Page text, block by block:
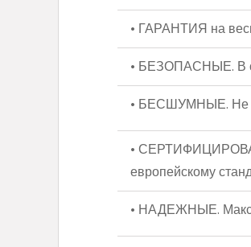
• ГАРАНТИЯ на
• БЕЗОПАСНЫЕ. В
• БЕСШУМНЫЕ. Не
•
европейскому
• НАДЕЖНЫЕ.